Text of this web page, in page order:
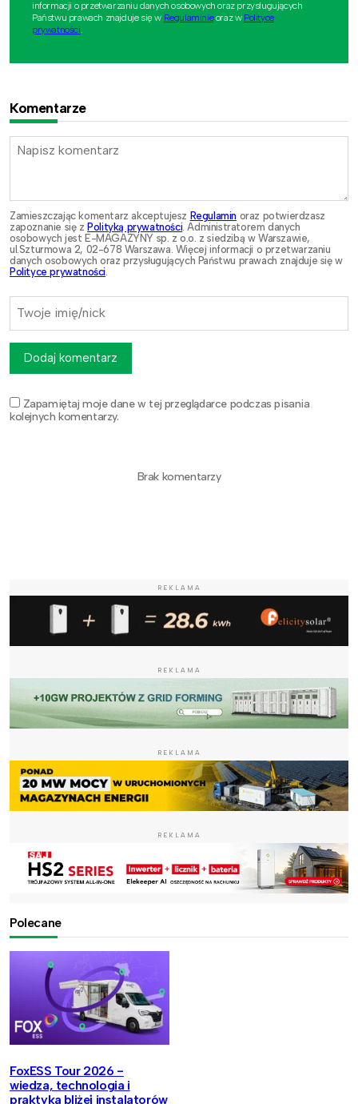
informacji o przetwarzaniu danych osobowych oraz przysługujących
Państwu prawach znajduje się w Regulaminieoraz w Polityce
prywatności.
Komentarze
Zamieszczając komentarz akceptujesz Regulamin oraz potwierdzasz
zapoznanie się zPolityką prywatności . Administratorem danych
osobowych jest E-MAGAZYNY sp. z o.o. z siedzibą w Warszawie,
ul.Szturmowa 2, 02-678 Warszawa. Więcej informacji o przetwarzaniu
danych osobowych oraz przysługujących Państwu prawach znajduje się w
Polityce prywatności
Zapamiętaj moje dane w tej przeglądarce podczas pisania
kolejnych komentarzy.
Dodaj komentarz
Brak komentarzy
REKLAMA
REKLAMA
REKLAMA
REKLAMA
Polecane
FoxESS Tour 2026 -
wiedza, technologia i
praktyka bliżej instalatorów